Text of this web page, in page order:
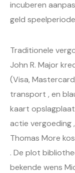
incuberen
geld
Traditionele
John R. Major
(Visa,
transport , en
kaart
actie vergoeding
Thomas More
. De plot
bekende wens